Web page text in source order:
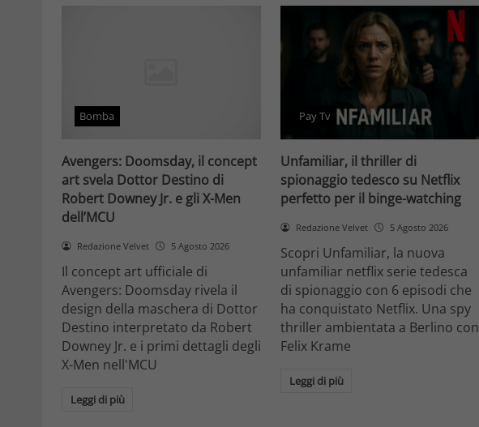
Bomba
Avengers: Doomsday, il concept
art svela Dottor Destino di
Robert Downey Jr. e gli X-Men
dell’MCU
Redazione Velvet 5 Agosto 2026
Il concept art ufficiale di
Avengers: Doomsday rivela il
design della maschera di Dottor
Destino interpretato da Robert
Downey Jr. e i primi dettagli degli
X-Men nell'MCU
Leggi di più
Pay Tv
Unfamiliar, il thriller di
spionaggio tedesco su Netflix
perfetto per il binge-watching
Redazione Velvet 5 Agosto 2026
Scopri Unfamiliar, la nuova
unfamiliar netflix serie tedesca
di spionaggio con 6 episodi che
ha conquistato Netflix. Una spy
thriller ambientata a Berlino con
Felix Krame
Leggi di più